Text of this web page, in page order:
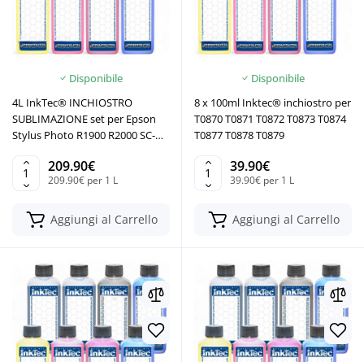
Disponibile
4L InkTec® INCHIOSTRO
SUBLIMAZIONE set per Epson
Stylus Photo R1900 R2000 SC-
209.90€
209.90€ per 1 L
Aggiungi al Carrello
Disponibile
8 x 100ml Inktec® inchiostro per
T0870 T0871 T0872 T0873 T0874
T0877 T0878 T0879
39.90€
39.90€ per 1 L
Aggiungi al Carrello